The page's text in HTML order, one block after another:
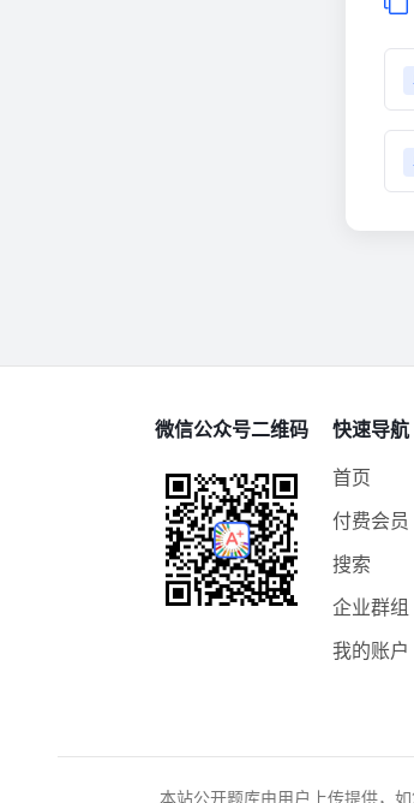
微信公众号二维码
快速导航
首页
付费会员
搜索
企业群组
我的账户
本站公开题库由用户上传提供，